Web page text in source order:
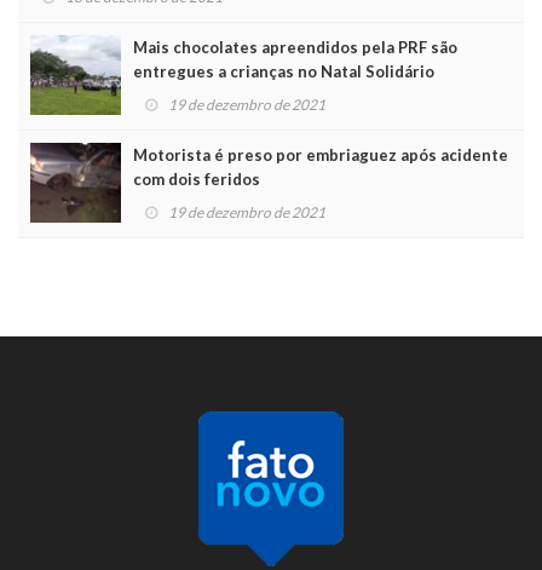
Mais chocolates apreendidos pela PRF são
entregues a crianças no Natal Solidário
19 de dezembro de 2021
Motorista é preso por embriaguez após acidente
com dois feridos
19 de dezembro de 2021